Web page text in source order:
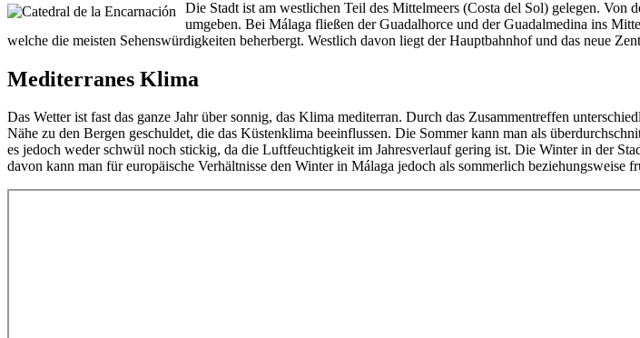
Die Stadt ist am westlichen Teil des Mittelmeers (Costa del Sol) gelegen.
umgeben. Bei Málaga fließen der Guadalhorce und der Guadalmedina ins
welche die meisten Sehenswürdigkeiten beherbergt. Westlich davon liegt der Hauptbahnhof und das neue
Mediterranes Klima
Das Wetter ist fast das ganze Jahr über sonnig, das Klima mediterran. Durch das Zusammentreffen
Nähe zu den Bergen geschuldet, die das Küstenklima beeinflussen. Die Sommer kann man als
es jedoch weder schwül noch stickig, da die Luftfeuchtigkeit im Jahresverlauf gering ist. Die Winter in der
davon kann man für europäische Verhältnisse den Winter in Málaga jedoch als sommerlich beziehungsweise